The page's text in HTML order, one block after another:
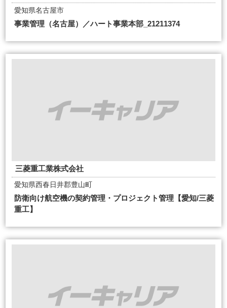
愛知県名古屋市
事業管理（名古屋）／ハート事業本部_21211374
三菱重工業株式会社
愛知県西春日井郡豊山町
防衛向け航空機の契約管理・プロジェクト管理【愛知/三菱
重工】